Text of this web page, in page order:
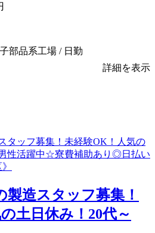
部品系工場 / 日勤
詳細を表示
製造スタッフ募集！
土日休み！20代～